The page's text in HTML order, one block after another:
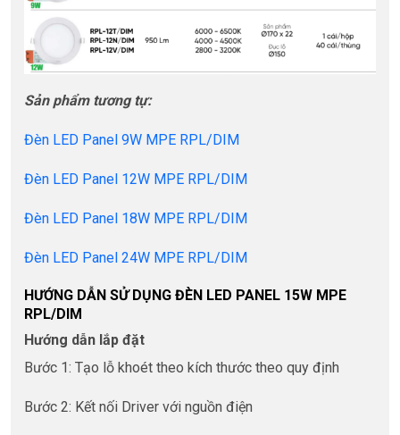
Sản phẩm tương tự:
Đèn LED Panel 9W MPE RPL/DIM
Đèn LED Panel 12W MPE RPL/DIM
Đèn LED Panel 18W MPE RPL/DIM
Đèn LED Panel 24W MPE RPL/DIM
HƯỚNG DẪN SỬ DỤNG ĐÈN LED PANEL 15W MPE
RPL/DIM
Hướng dẫn lắp đặt
Bước 1: Tạo lỗ khoét theo kích thước theo quy định
Bước 2: Kết nối Driver với nguồn điện